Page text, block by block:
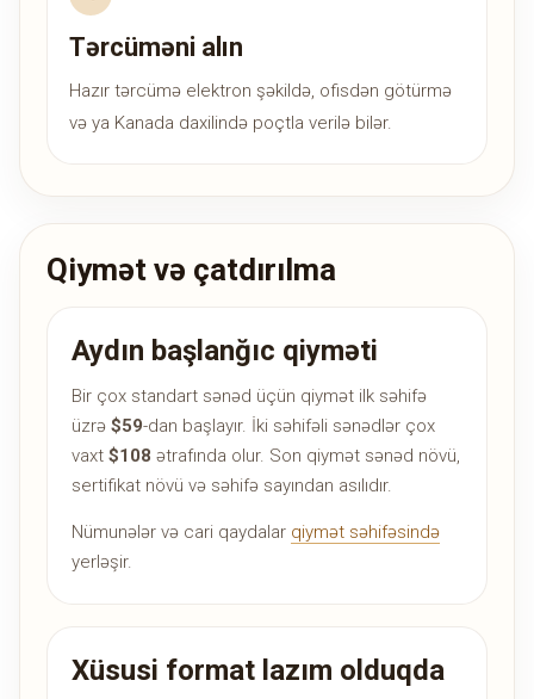
Tərcüməni alın
Hazır tərcümə elektron şəkildə, ofisdən götürmə
və ya Kanada daxilində poçtla verilə bilər.
Qiymət və çatdırılma
Aydın başlanğıc qiyməti
Bir çox standart sənəd üçün qiymət ilk səhifə
üzrə $59-dan başlayır. İki səhifəli sənədlər çox
vaxt $108 ətrafında olur. Son qiymət sənəd növü,
sertifikat növü və səhifə sayından asılıdır.
Nümunələr və cari qaydalar qiymət səhifəsində
yerləşir.
Xüsusi format lazım olduqda